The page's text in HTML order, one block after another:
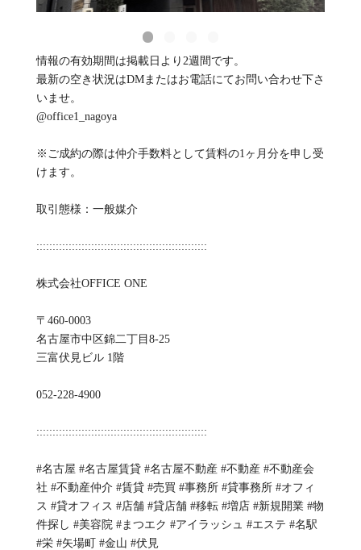
情報の有効期間は掲載日より2週間です。
最新の空き状況はDMまたはお電話にてお問い合わせ下さ
いませ。
@office1_nagoya
※ご成約の際は仲介手数料として賃料の1ヶ月分を申し受
けます。
取引態様：一般媒介
:::::::::::::::::::::::::::::::::::::::::::::::::::::
株式会社OFFICE ONE
〒460-0003
名古屋市中区錦二丁目8-25
三富伏見ビル 1階
052-228-4900
:::::::::::::::::::::::::::::::::::::::::::::::::::::
#名古屋 #名古屋賃貸 #名古屋不動産 #不動産 #不動産会
社 #不動産仲介 #賃貸 #売買 #事務所 #貸事務所 #オフィ
ス #貸オフィス #店舗 #貸店舗 #移転 #増店 #新規開業 #物
件探し #美容院 #まつエク #アイラッシュ #エステ #名駅
#栄 #矢場町 #金山 #伏見